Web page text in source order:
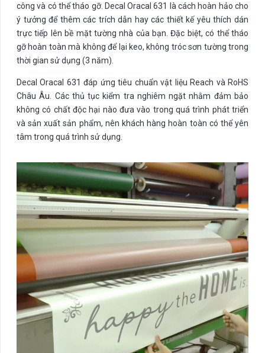
công và có thể tháo gỡ. Decal Oracal 631 là cách hoàn hảo cho
ý tưởng để thêm các trích dẫn hay các thiết kế yêu thích dán
trực tiếp lên bề mặt tường nhà của bạn. Đặc biệt, có thể tháo
gỡ hoàn toàn mà không để lại keo, không tróc sơn tường trong
thời gian sử dụng (3 năm).
Decal Oracal 631 đáp ứng tiêu chuẩn vật liệu Reach và RoHS
Châu Âu. Các thủ tục kiểm tra nghiêm ngặt nhằm đảm bảo
không có chất độc hại nào đưa vào trong quá trình phát triển
và sản xuất sản phẩm, nên khách hàng hoàn toàn có thể yên
tâm trong quá trình sử dụng.